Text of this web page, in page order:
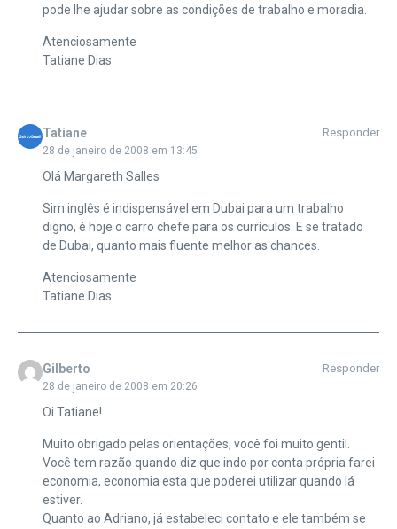
pode lhe ajudar sobre as condições de trabalho e moradia.
Atenciosamente
Tatiane Dias
Tatiane
28 de janeiro de 2008 em 13:45
Responder
Olá Margareth Salles
Sim inglês é indispensável em Dubai para um trabalho
digno, é hoje o carro chefe para os currículos. E se tratado
de Dubai, quanto mais fluente melhor as chances.
Atenciosamente
Tatiane Dias
Gilberto
28 de janeiro de 2008 em 20:26
Responder
Oi Tatiane!
Muito obrigado pelas orientações, você foi muito gentil.
Você tem razão quando diz que indo por conta própria farei
economia, economia esta que poderei utilizar quando lá
estiver.
Quanto ao Adriano, já estabeleci contato e ele também se